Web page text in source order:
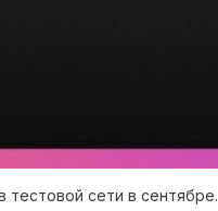
тестовой сети в сентябре.